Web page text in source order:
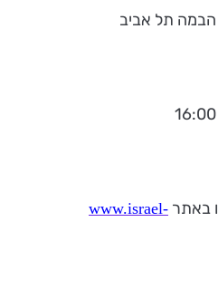
הבמה תל אביב
www.israel-